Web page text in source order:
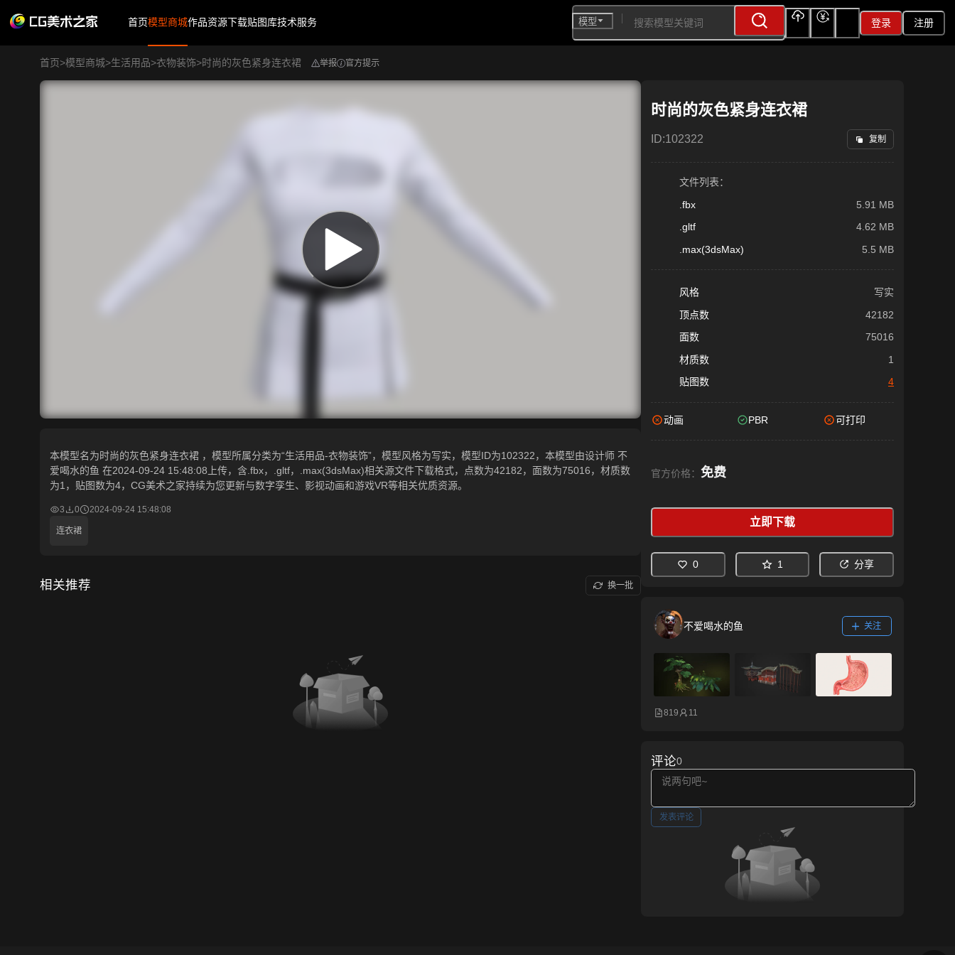
首页模型商城作品资源下载贴图库技术服务
模型
登录 注册
首页>模型商城>生活用品>衣物装饰>时尚的灰色紧身连衣裙 举报 官方提示
本模型名为时尚的灰色紧身连衣裙 ，模型所属分类为“生活用品-衣物装饰”，模型风格为写实，模型ID为102322，本模型由设计师 不
爱喝水的鱼 在2024-09-24 15:48:08上传，含.fbx，.gltf，.max(3dsMax)相关源文件下载格式，点数为42182，面数为75016，材质数
为1，贴图数为4，CG美术之家持续为您更新与数字孪生、影视动画和游戏VR等相关优质资源。
3 0 2024-09-24 15:48:08
连衣裙
相关推荐 换一批
时尚的灰色紧身连衣裙
ID:102322 复制
文件列表：
.fbx
5.91 MB
.gltf
4.62 MB
.max(3dsMax)
5.5 MB
风格
写实
顶点数
42182
面数
75016
材质数
1
贴图数
4
动画 PBR 可打印
官方价格： 免费
立即下载
0 1 分享
不爱喝水的鱼 关注
819 11
评论0
发表评论